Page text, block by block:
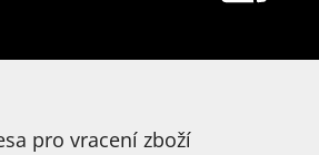
pro vracení zboží